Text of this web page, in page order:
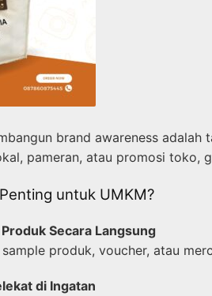
brand awareness
pameran, atau promosi toko,
untuk UMKM?
Secara Langsung
produk, voucher, atau
di Ingatan